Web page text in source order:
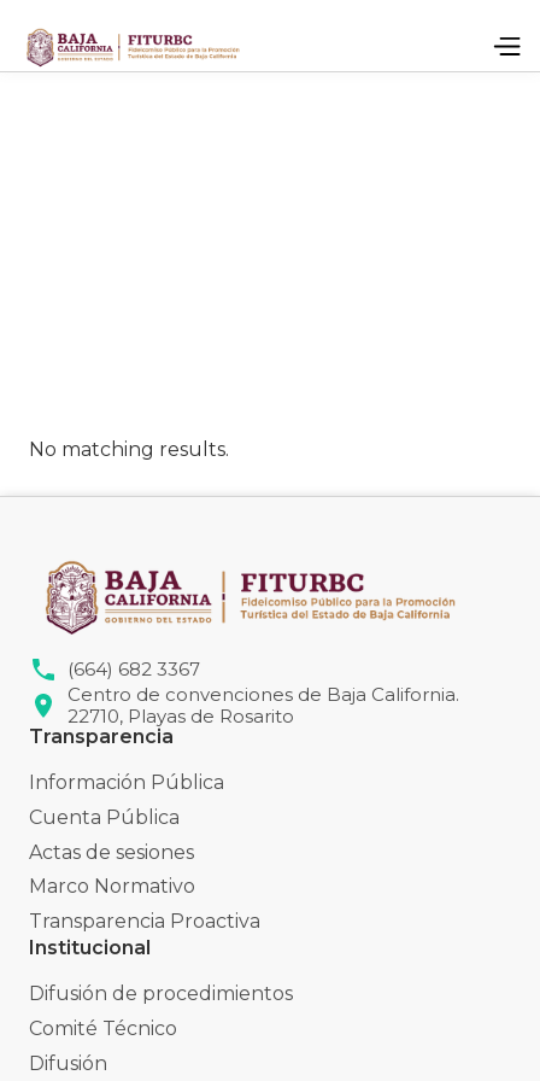
No matching results.
(664) 682 3367
Centro de convenciones de Baja California.
22710, Playas de Rosarito
Transparencia
Información Pública
Cuenta Pública
Actas de sesiones
Marco Normativo
Transparencia Proactiva
Institucional
Difusión de procedimientos
Comité Técnico
Difusión